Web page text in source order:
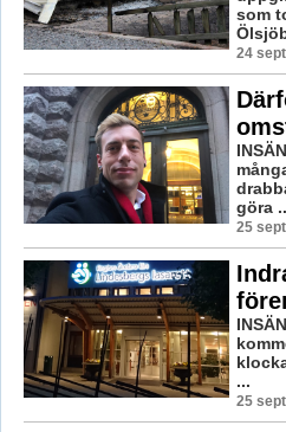
som
24
göra
25
...
25